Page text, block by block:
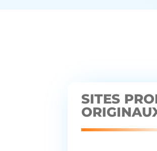
SITES